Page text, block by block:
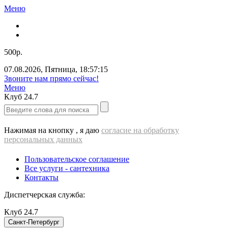
Меню
500р.
07.08.2026, Пятница, 18:57:15
Звоните нам прямо сейчас!
Меню
Клуб 24.7
Нажимая на кнопку , я даю согласие на обработку
персональных данных
Пользовательское соглашение
Все услуги - cантехника
Контакты
Диспетчерская служба:
Клуб 24.7
Санкт-Петербург